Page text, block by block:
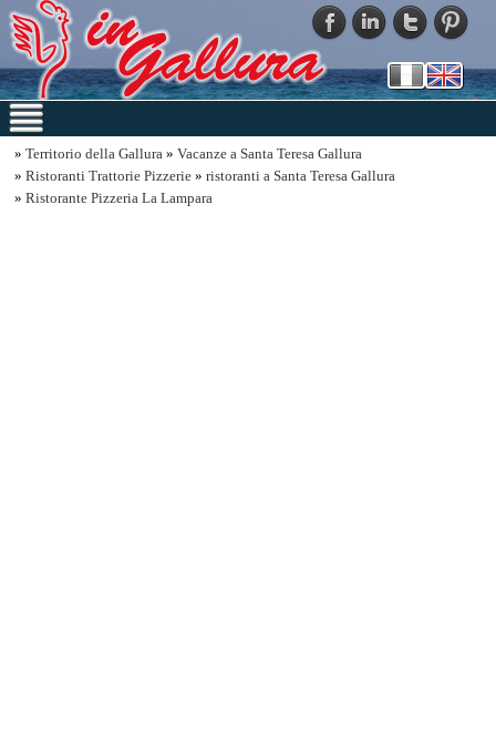
» Territorio della Gallura » Vacanze a Santa Teresa Gallura
» Ristoranti Trattorie Pizzerie » ristoranti a Santa Teresa Gallura
» Ristorante Pizzeria La Lampara